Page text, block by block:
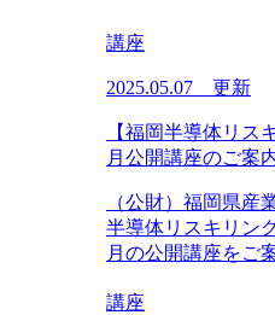
講座
2025.05.07 更新
【福岡半導体リス
月公開講座のご案
（公財）福岡県産
半導体リスキリン
月の公開講座をご
講座